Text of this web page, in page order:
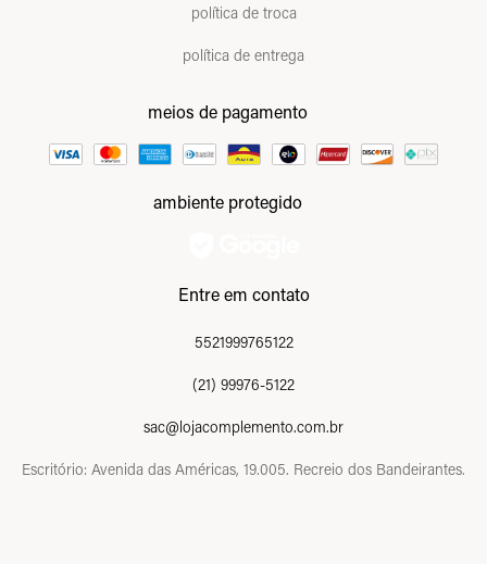
política de troca
política de entrega
meios de pagamento
ambiente protegido
Entre em contato
5521999765122
(21) 99976-5122
sac@lojacomplemento.com.br
Escritório: Avenida das Américas, 19.005. Recreio dos Bandeirantes.